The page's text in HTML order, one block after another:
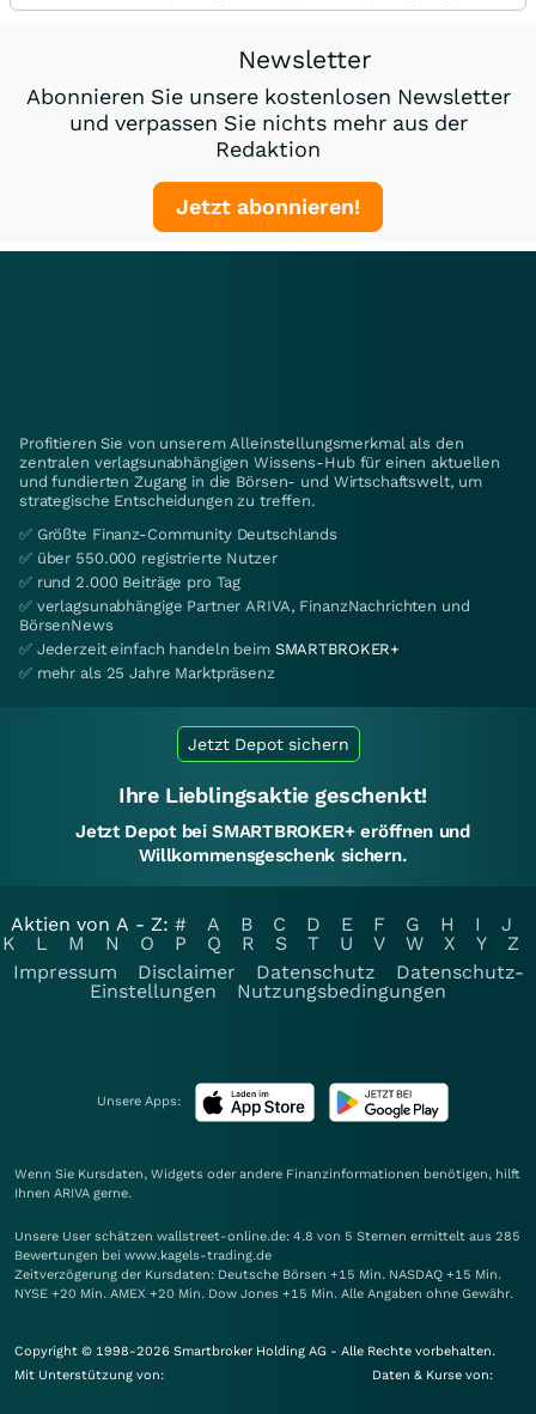
Newsletter
Abonnieren Sie unsere kostenlosen Newsletter
und verpassen Sie nichts mehr aus der
Redaktion
Jetzt abonnieren!
Profitieren Sie von unserem Alleinstellungsmerkmal als den
zentralen verlagsunabhängigen Wissens-Hub für einen aktuellen
und fundierten Zugang in die Börsen- und Wirtschaftswelt, um
strategische Entscheidungen zu treffen.
✅ Größte Finanz-Community Deutschlands
✅ über 550.000 registrierte Nutzer
✅ rund 2.000 Beiträge pro Tag
✅ verlagsunabhängige Partner ARIVA, FinanzNachrichten und
BörsenNews
✅ Jederzeit einfach handeln beim SMARTBROKER+
✅ mehr als 25 Jahre Marktpräsenz
Jetzt Depot sichern
Ihre Lieblingsaktie geschenkt!
Jetzt Depot bei SMARTBROKER+ eröffnen und
Willkommensgeschenk sichern.
Aktien von A - Z: # A B C D E F G H I
J
K
L M N O P Q R S T U V W X Y
Z
Impressum
Disclaimer Datenschutz
Datenschutz-
Einstellungen
Nutzungsbedingungen
Unsere Apps:
Wenn Sie Kursdaten, Widgets oder andere Finanzinformationen benötigen, hilft
Ihnen ARIVA gerne.
Unsere User schätzen wallstreet-online.de: 4.8 von 5 Sternen ermittelt aus 285
Bewertungen bei www.kagels-trading.de
Zeitverzögerung der Kursdaten: Deutsche Börsen +15 Min. NASDAQ +15 Min.
NYSE +20 Min. AMEX +20 Min. Dow Jones +15 Min. Alle Angaben ohne Gewähr.
Copyright © 1998-2026 Smartbroker Holding AG - Alle Rechte vorbehalten.
Mit Unterstützung von:
Daten & Kurse von: